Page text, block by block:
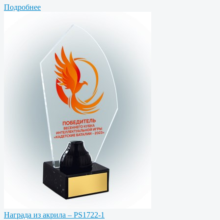
Подробнее
Награда из акрила – PS1722-1